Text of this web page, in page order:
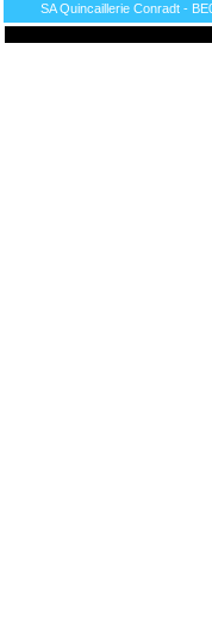
SA Quincaillerie Conradt -